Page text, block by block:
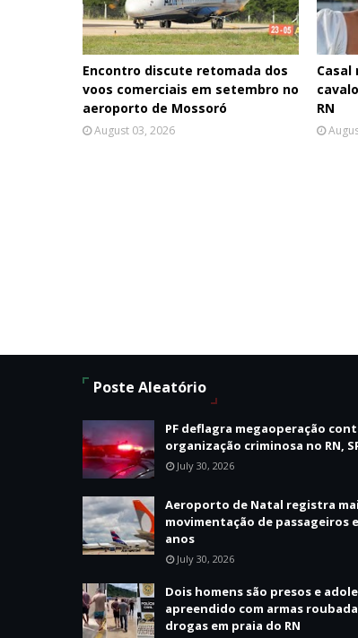
Encontro discute retomada dos
voos comerciais em setembro no
aeroporto de Mossoró
August 03, 2026
RN
Poste Aleatório
PF deflagra megaoperação
organização criminosa no RN,
July 30, 2026
Aeroporto de Natal registra
movimentação de passageiros
anos
July 30, 2026
Dois homens são presos e
apreendido com armas
drogas em praia do RN